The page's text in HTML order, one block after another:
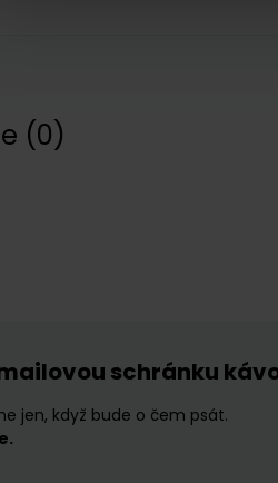
(0)
schránku
jen, když bude o čem psát.